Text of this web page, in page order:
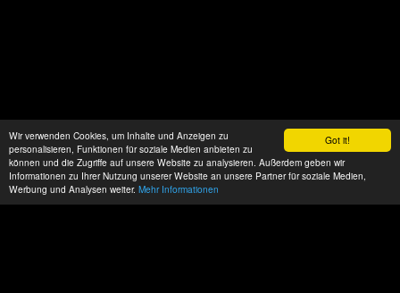
Got it!
Wir verwenden Cookies, um Inhalte und Anzeigen zu
personalisieren, Funktionen für soziale Medien anbieten zu
können und die Zugriffe auf unsere Website zu analysieren. Außerdem geben wir
Informationen zu Ihrer Nutzung unserer Website an unsere Partner für soziale Medien,
Werbung und Analysen weiter. Mehr Informationen